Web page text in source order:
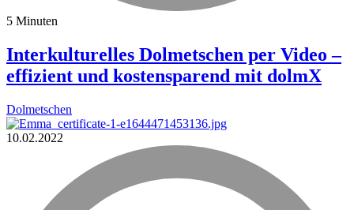
5 Minuten
Interkulturelles Dolmetschen per Video –
effizient und kostensparend mit dolmX
Dolmetschen
10.02.2022